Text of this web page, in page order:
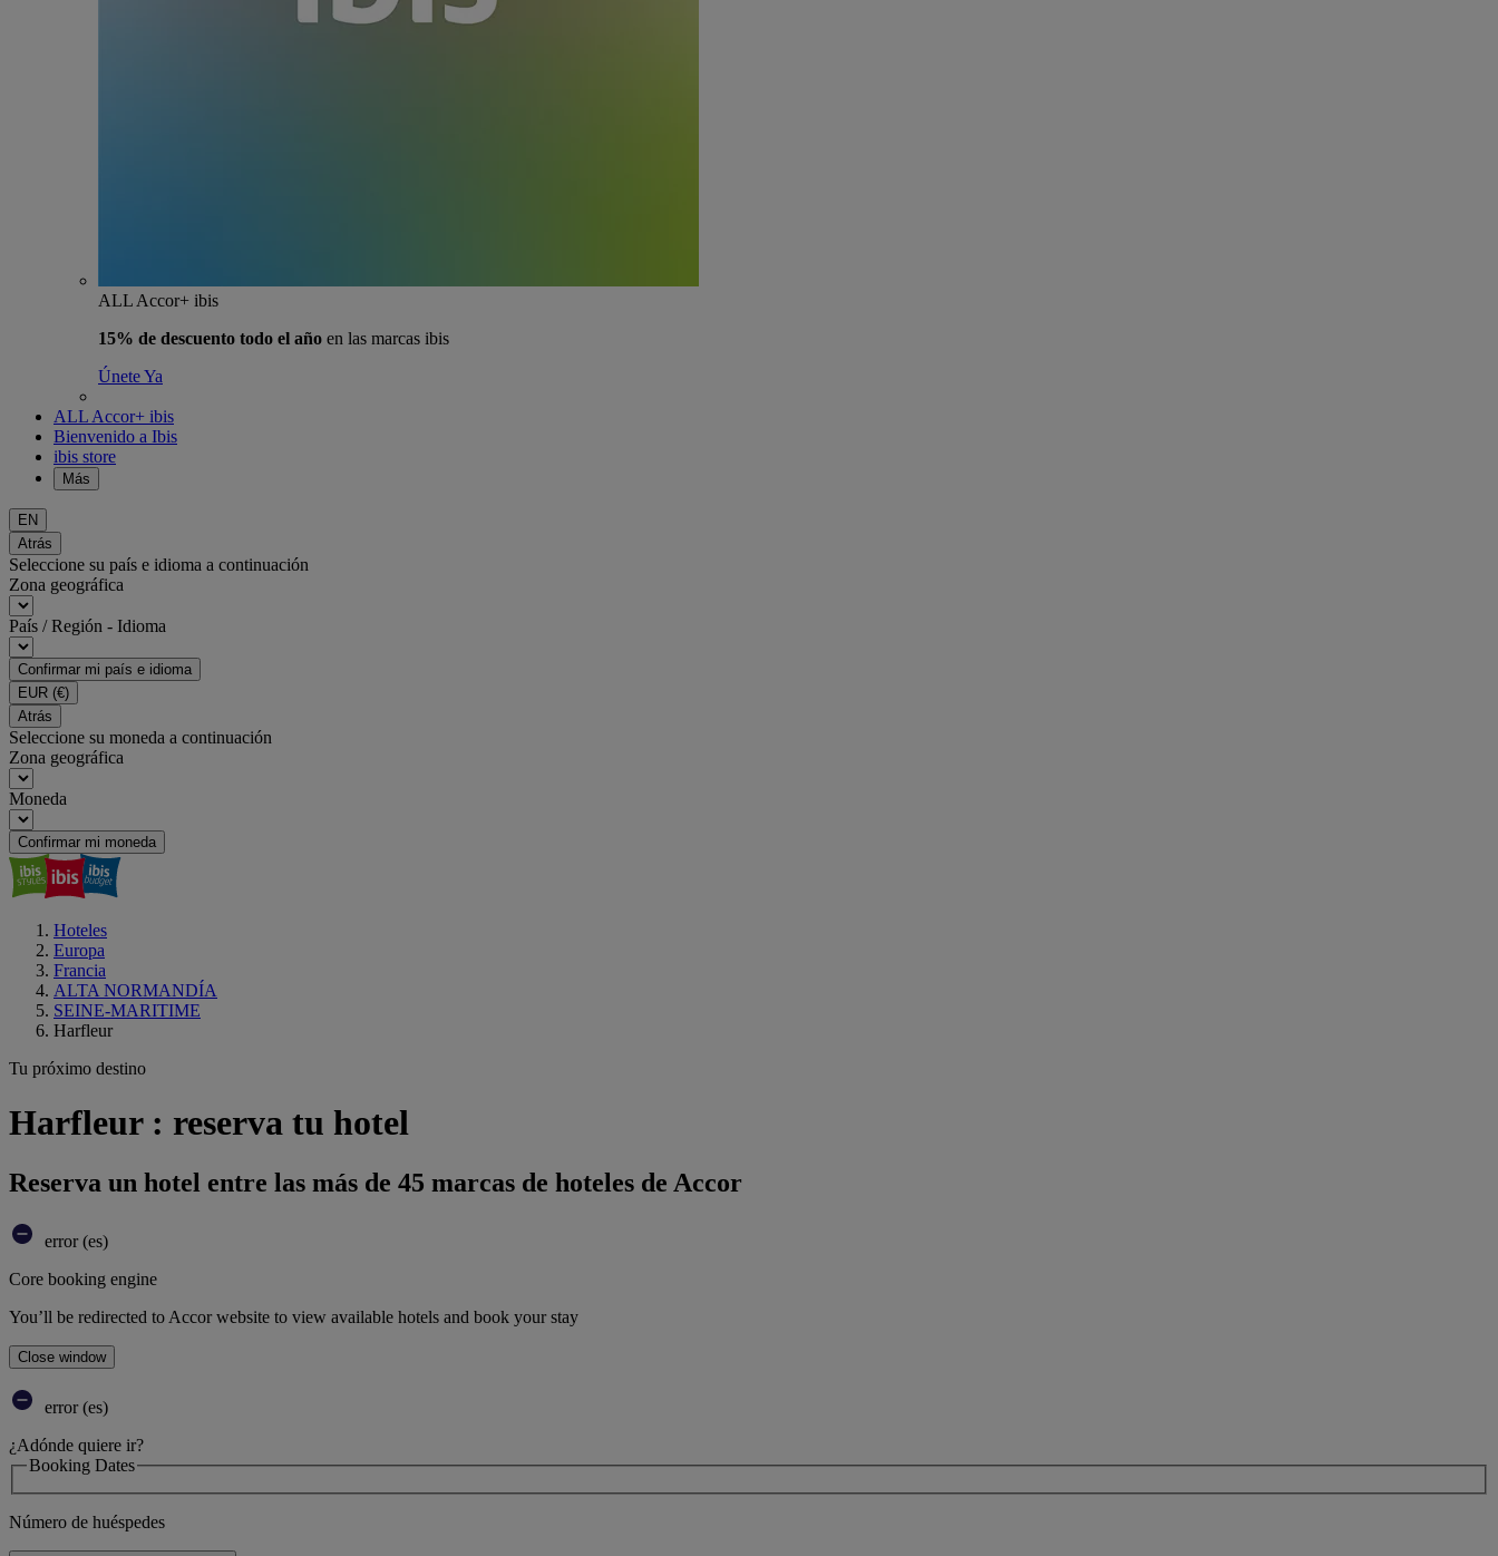
ALL Accor+ ibis
15% de descuento todo el año en las marcas ibis
Únete Ya
ALL Accor+ ibis
Bienvenido a Ibis
ibis store
Más
EN
Atrás
Seleccione su país e idioma a continuación
Zona geográfica
País / Región - Idioma
Confirmar mi país e idioma
EUR (€)
Atrás
Seleccione su moneda a continuación
Zona geográfica
Moneda
Confirmar mi moneda
Hoteles
Europa
Francia
ALTA NORMANDÍA
SEINE-MARITIME
Harfleur
Tu próximo destino
Harfleur : reserva tu hotel
Reserva un hotel entre las más de 45 marcas de hoteles de Accor
error (es)
Core booking engine
You’ll be redirected to Accor website to view available hotels and book your stay
Close window
error (es)
¿Adónde quiere ir?
Booking Dates
Número de huéspedes